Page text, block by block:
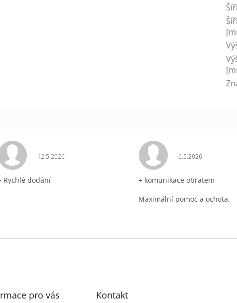
Hodnocení obchodu je 5 z 5 hvězdiček.
12.5.2026
Rychlé dodání
Hodnocení
6.5.2026
+ komunikace obratem
Maximální pomoc a ochota.
pro vás Kontakt